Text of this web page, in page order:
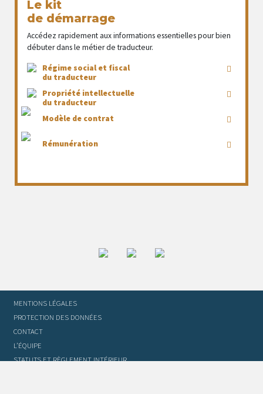
Le kit
de démarrage
Accédez rapidement aux informations essentielles pour bien
débuter dans le métier de traducteur.
Régime social et fiscal
du traducteur
Propriété intellectuelle
du traducteur
Modèle de contrat
Rémunération
MENTIONS LÉGALES
PROTECTION DES DONNÉES
CONTACT
L’ÉQUIPE
STATUTS ET RÈGLEMENT INTÉRIEUR